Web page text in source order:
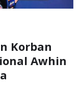
Korban
Awhin